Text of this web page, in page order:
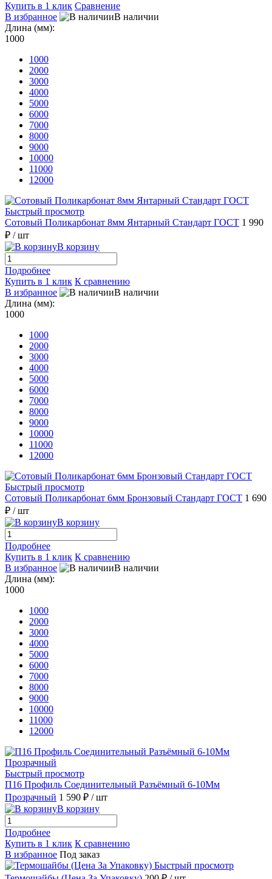
Купить в 1 клик Сравнение
В избранное
В наличии
Длина (мм):
1000
1000
2000
3000
4000
5000
6000
7000
8000
9000
10000
11000
12000
Быстрый просмотр
Сотовый Поликарбонат 8мм Янтарный Стандарт ГОСТ 1 990
₽ / шт
В корзину
Подробнее
Купить в 1 клик К сравнению
В избранное
В наличии
Длина (мм):
1000
1000
2000
3000
4000
5000
6000
7000
8000
9000
10000
11000
12000
Быстрый просмотр
Сотовый Поликарбонат 6мм Бронзовый Стандарт ГОСТ 1 690
₽ / шт
В корзину
Подробнее
Купить в 1 клик К сравнению
В избранное
В наличии
Длина (мм):
1000
1000
2000
3000
4000
5000
6000
7000
8000
9000
10000
11000
12000
Быстрый просмотр
П16 Профиль Соединительный Разъёмный 6-10Мм
Прозрачный 1 590 ₽ / шт
В корзину
Подробнее
Купить в 1 клик К сравнению
В избранное Под заказ
Быстрый просмотр